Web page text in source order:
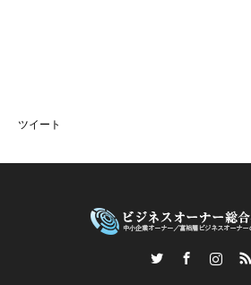
ツイート
InstagramRSS